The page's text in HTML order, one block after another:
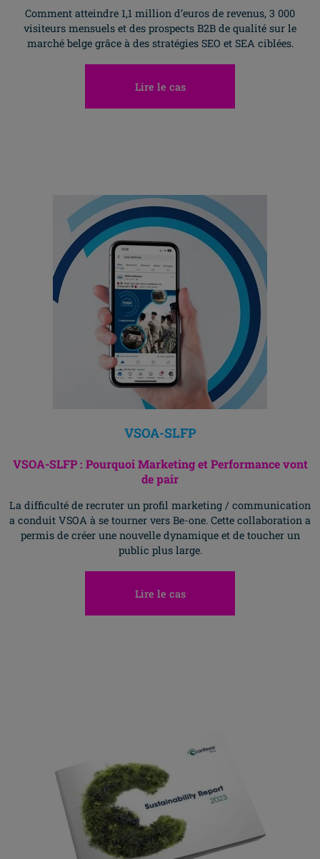
Comment atteindre 1,1 million d’euros de revenus, 3 000
visiteurs mensuels et des prospects B2B de qualité sur le
marché belge grâce à des stratégies SEO et SEA ciblées.
Lire le cas
VSOA-SLFP
VSOA-SLFP : Pourquoi Marketing et Performance vont
de pair
La difficulté de recruter un profil marketing / communication
a conduit VSOA à se tourner vers Be-one. Cette collaboration a
permis de créer une nouvelle dynamique et de toucher un
public plus large.
Lire le cas